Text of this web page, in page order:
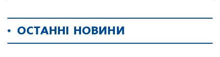
ОСТАННІ НОВИНИ